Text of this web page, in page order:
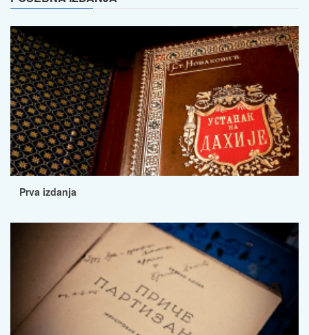
Prva izdanja